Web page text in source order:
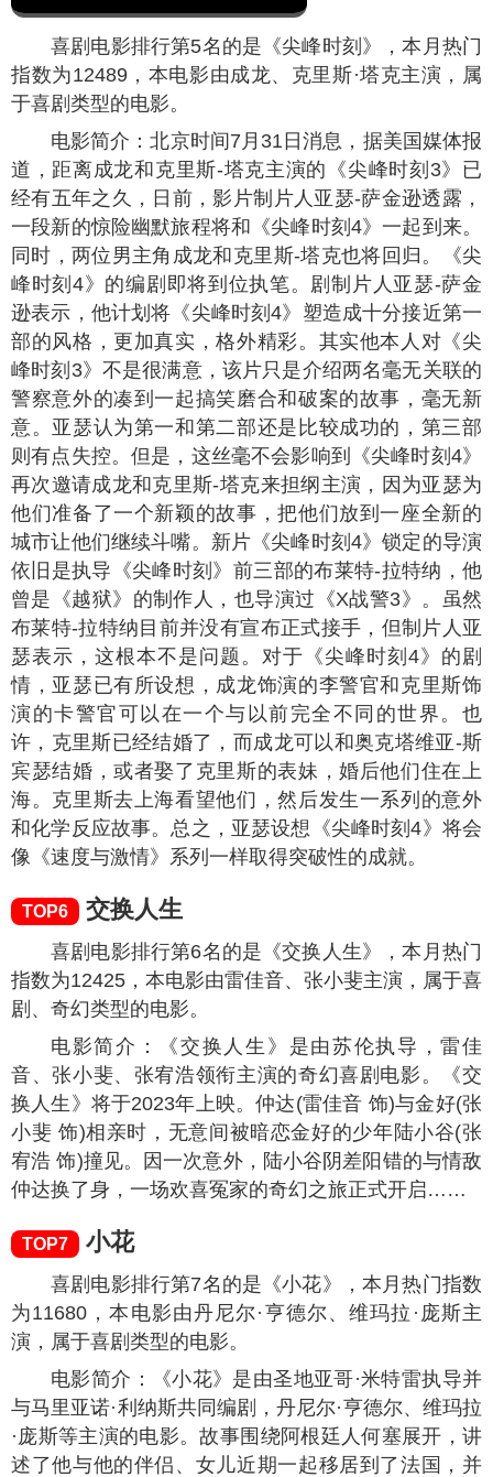
喜剧电影排行第5名的是《尖峰时刻》，本月热门
指数为12489，本电影由成龙、克里斯·塔克主演，属
于喜剧类型的电影。
电影简介：北京时间7月31日消息，据美国媒体报
道，距离成龙和克里斯-塔克主演的《尖峰时刻3》已
经有五年之久，日前，影片制片人亚瑟-萨金逊透露，
一段新的惊险幽默旅程将和《尖峰时刻4》一起到来。
同时，两位男主角成龙和克里斯-塔克也将回归。《尖
峰时刻4》的编剧即将到位执笔。剧制片人亚瑟-萨金
逊表示，他计划将《尖峰时刻4》塑造成十分接近第一
部的风格，更加真实，格外精彩。其实他本人对《尖
峰时刻3》不是很满意，该片只是介绍两名毫无关联的
警察意外的凑到一起搞笑磨合和破案的故事，毫无新
意。亚瑟认为第一和第二部还是比较成功的，第三部
则有点失控。但是，这丝毫不会影响到《尖峰时刻4》
再次邀请成龙和克里斯-塔克来担纲主演，因为亚瑟为
他们准备了一个新颖的故事，把他们放到一座全新的
城市让他们继续斗嘴。新片《尖峰时刻4》锁定的导演
依旧是执导《尖峰时刻》前三部的布莱特-拉特纳，他
曾是《越狱》的制作人，也导演过《X战警3》。虽然
布莱特-拉特纳目前并没有宣布正式接手，但制片人亚
瑟表示，这根本不是问题。对于《尖峰时刻4》的剧
情，亚瑟已有所设想，成龙饰演的李警官和克里斯饰
演的卡警官可以在一个与以前完全不同的世界。也
许，克里斯已经结婚了，而成龙可以和奥克塔维亚-斯
宾瑟结婚，或者娶了克里斯的表妹，婚后他们住在上
海。克里斯去上海看望他们，然后发生一系列的意外
和化学反应故事。总之，亚瑟设想《尖峰时刻4》将会
像《速度与激情》系列一样取得突破性的成就。
TOP6 交换人生
喜剧电影排行第6名的是《交换人生》，本月热门
指数为12425 ，本电影由雷佳音、张小斐主演，属于喜
剧、奇幻类型的电影。
电影简介：《交换人生》是由苏伦执导，雷佳
音、张小斐、张宥浩领衔主演的奇幻喜剧电影。《交
换人生》将于2023年上映。仲达(雷佳音 饰)与金好(张
小斐 饰)相亲时，无意间被暗恋金好的少年陆小谷(张
宥浩 饰)撞见。因一次意外，陆小谷阴差阳错的与情敌
仲达换了身，一场欢喜冤家的奇幻之旅正式开启……
TOP7 小花
喜剧电影排行第7名的是《小花》，本月热门指数
为11680 ，本电影由丹尼尔·亨德尔、维玛拉·庞斯主
演，属于喜剧类型的电影。
电影简介：《小花》是由圣地亚哥·米特雷执导并
与马里亚诺·利纳斯共同编剧，丹尼尔·亨德尔、维玛拉
·庞斯等主演的电影。故事围绕阿根廷人何塞展开，讲
述了他与他的伴侣、女儿近期一起移居到了法国，并